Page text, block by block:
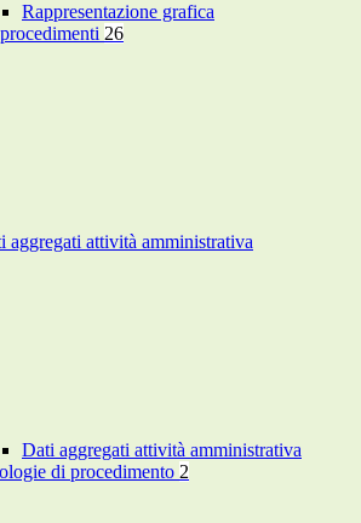
Rappresentazione grafica
26
aggregati attività amministrativa
Dati aggregati attività amministrativa
di procedimento 2